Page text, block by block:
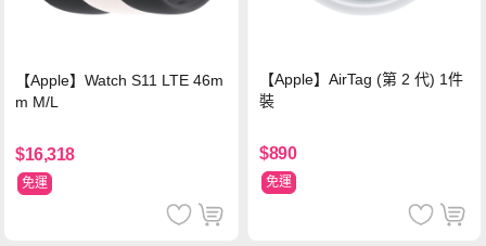
【Apple】Watch S11 LTE 46m
m M/L
$16,318
免運
【Apple】AirTag (第 2 代) 1件
裝
$890
免運